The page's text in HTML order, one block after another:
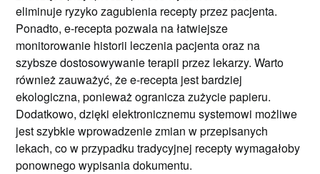
eliminuje ryzyko zagubienia recepty przez pacjenta.
Ponadto, e-recepta pozwala na łatwiejsze
monitorowanie historii leczenia pacjenta oraz na
szybsze dostosowywanie terapii przez lekarzy. Warto
również zauważyć, że e-recepta jest bardziej
ekologiczna, ponieważ ogranicza zużycie papieru.
Dodatkowo, dzięki elektronicznemu systemowi możliwe
jest szybkie wprowadzenie zmian w przepisanych
lekach, co w przypadku tradycyjnej recepty wymagałoby
ponownego wypisania dokumentu.